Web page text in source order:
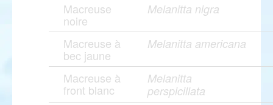
Macreuse
noire
Melanitta nigra
Macreuse à
bec jaune
Melanitta americana
Macreuse à
front blanc
Melanitta
perspicillata